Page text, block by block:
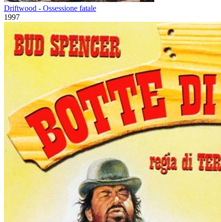
Driftwood - Ossessione fatale
1997